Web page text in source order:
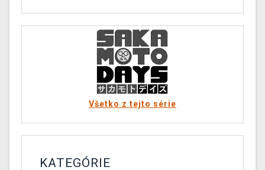
Všetko z tejto série
KATEGÓRIE